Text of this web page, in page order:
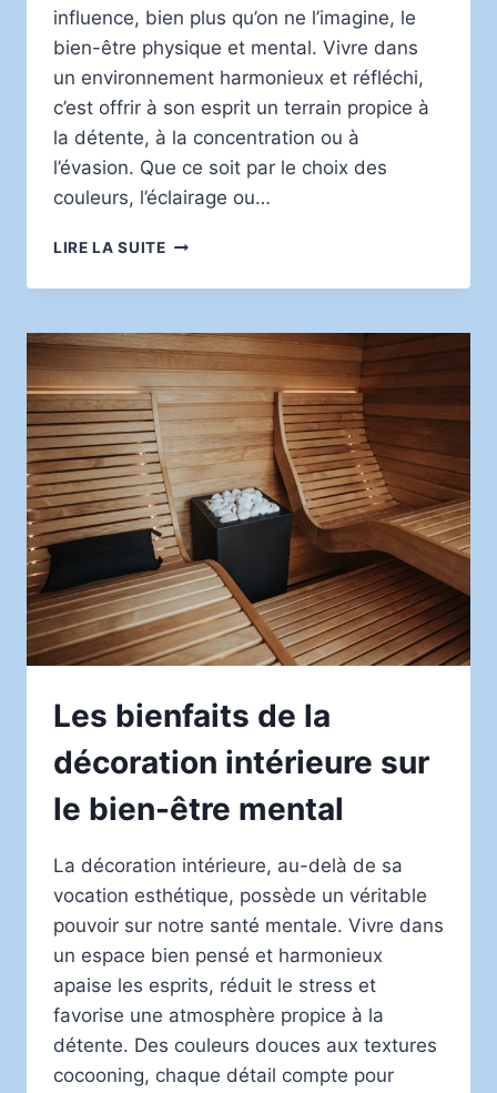
influence, bien plus qu’on ne l’imagine, le
bien-être physique et mental. Vivre dans
un environnement harmonieux et réfléchi,
c’est offrir à son esprit un terrain propice à
la détente, à la concentration ou à
l’évasion. Que ce soit par le choix des
couleurs, l’éclairage ou…
LIRE LA SUITECOMMENT
DÉCORATION
AMÉLIORE
VOTRE
BIEN-
ÊTRE
Les bienfaits de la
décoration intérieure sur
le bien-être mental
La décoration intérieure, au-delà de sa
vocation esthétique, possède un véritable
pouvoir sur notre santé mentale. Vivre dans
un espace bien pensé et harmonieux
apaise les esprits, réduit le stress et
favorise une atmosphère propice à la
détente. Des couleurs douces aux textures
cocooning, chaque détail compte pour